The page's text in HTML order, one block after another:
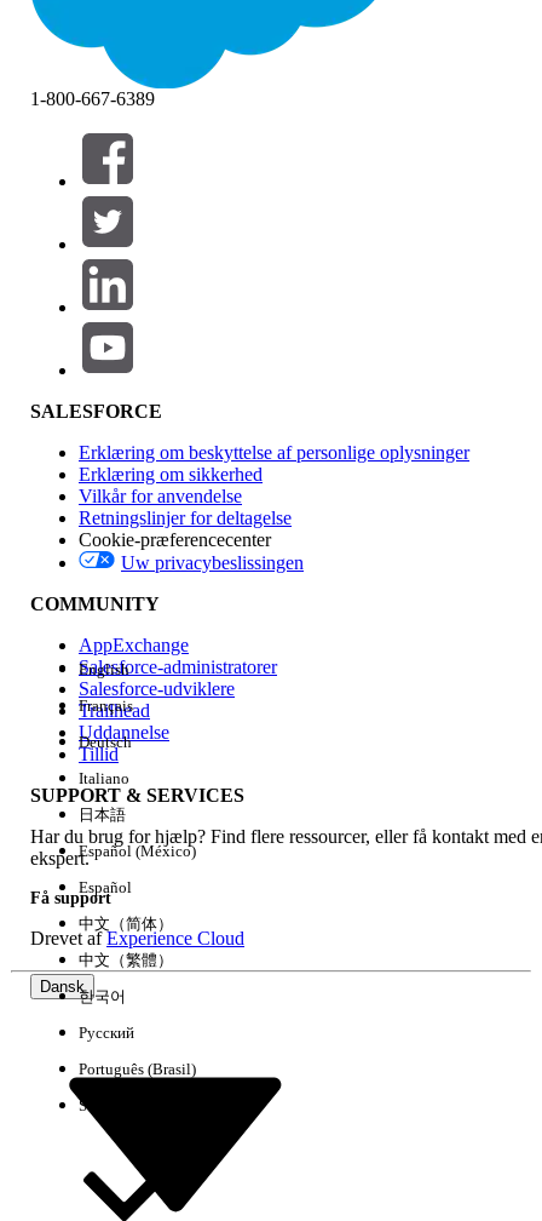
Filtre (0)
VÆLG FILTRE
Produktområde
Funktionspåvirkning
Version
Experience
Ryd alle Udført
1-800-667-6389
SALESFORCE
Erklæring om beskyttelse af personlige oplysninger
Erklæring om sikkerhed
Vilkår for anvendelse
Retningslinjer for deltagelse
Cookie-præferencecenter
Uw privacybeslissingen
COMMUNITY
AppExchange
Salesforce-administratorer
Salesforce-udviklere
Trailhead
Uddannelse
Tillid
SUPPORT & SERVICES
Har du brug for hjælp? Find flere ressourcer, eller få kontakt med
ekspert.
Få support
Drevet afExperience Cloud
Dansk
English
Français
Deutsch
Italiano
日本語
Español (México)
Español
中文（简体）
中文（繁體）
한국어
Русский
Português (Brasil)
Suomi